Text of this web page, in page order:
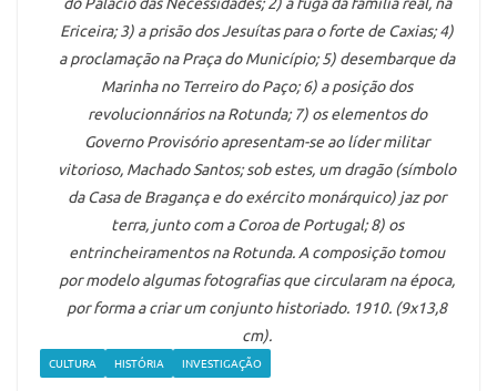
Ericeira; 3) a prisão dos Jesuítas para o forte de Caxias; 4)
a proclamação na Praça do Município; 5) desembarque da
Marinha no Terreiro do Paço; 6) a posição dos
revolucionnários na Rotunda; 7) os elementos do
Governo Provisório apresentam-se ao líder militar
vitorioso, Machado Santos; sob estes, um dragão (símbolo
da Casa de Bragança e do exército monárquico) jaz por
terra, junto com a Coroa de Portugal; 8) os
entrincheiramentos na Rotunda. A composição tomou
por modelo algumas fotografias que circularam na época,
por forma a criar um conjunto historiado. 1910. (9x13,8
cm).
CULTURA HISTÓRIA INVESTIGAÇÃO